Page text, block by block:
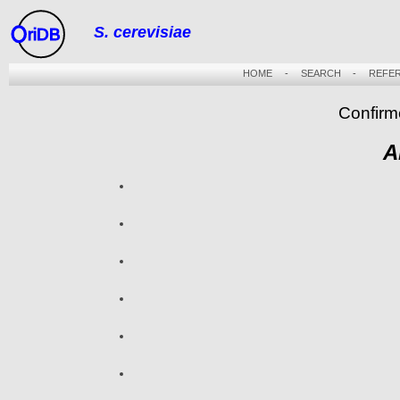
riDB S. cerevisiae
HOME- SEARCH -